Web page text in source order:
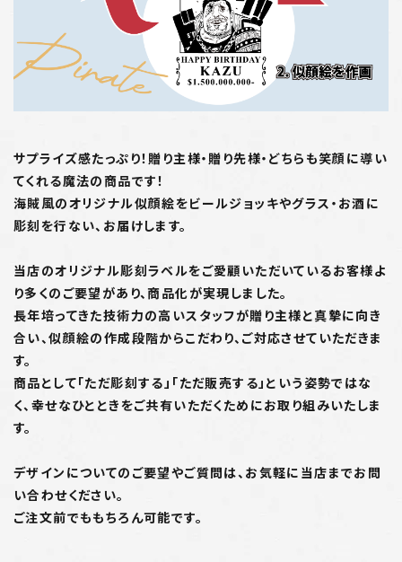
サプライズ感たっぷり！贈り主様・贈り先様・どちらも笑顔に導い
てくれる魔法の商品です！
海賊風のオリジナル似顔絵をビールジョッキやグラス・お酒に
彫刻を行ない、お届けします。
当店のオリジナル彫刻ラベルをご愛顧いただいているお客様よ
り多くのご要望があり、商品化が実現しました。
長年培ってきた技術力の高いスタッフが贈り主様と真摯に向き
合い、似顔絵の作成段階からこだわり、ご対応させていただきま
す。
商品として「ただ彫刻する」「ただ販売する」という姿勢ではな
く、幸せなひとときをご共有いただくためにお取り組みいたしま
す。
デザインについてのご要望やご質問は、お気軽に当店までお問
い合わせください。
ご注文前でももちろん可能です。